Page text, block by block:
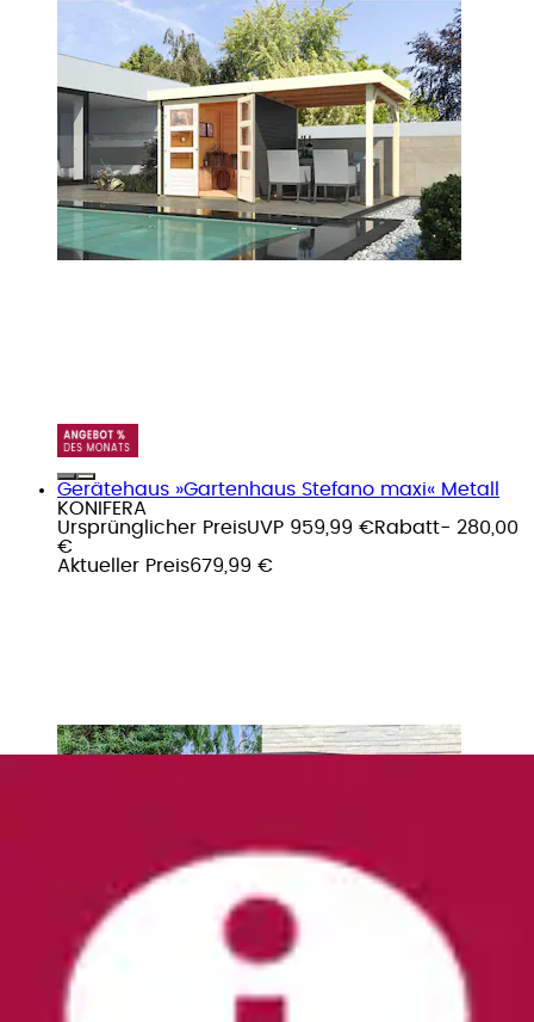
Gerätehaus »Gartenhaus Stefano maxi« Metall
KONIFERA
Ursprünglicher PreisUVP 959,99 €Rabatt- 280,00
€
Aktueller Preis679,99 €